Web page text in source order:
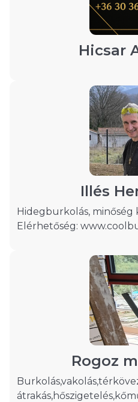
Hicsar
Illés
Hidegburkolás, minőség
Elérhetőség:
Rogoz